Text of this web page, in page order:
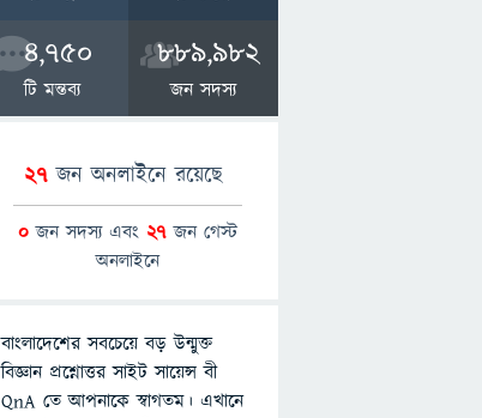
4,750
টি মন্তব্য
889,982
জন সদস্য
27জন অনলাইনে রয়েছে
0 জন সদস্য এবং 27 জন গেস্ট
অনলাইনে
বাংলাদেশের সবচেয়ে বড় উন্মুক্ত
বিজ্ঞান প্রশ্নোত্তর সাইট সায়েন্স বী
QnA তে আপনাকে স্বাগতম। এখানে